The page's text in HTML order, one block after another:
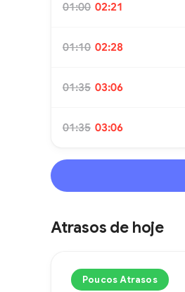
01:00 02:21
01:10 02:28
01:35 03:06
01:35 03:06
Atrasos de hoje
Poucos Atrasos